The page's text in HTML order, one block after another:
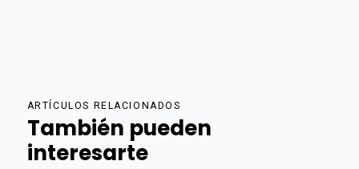
ARTÍCULOS RELACIONADOS
También pueden
interesarte